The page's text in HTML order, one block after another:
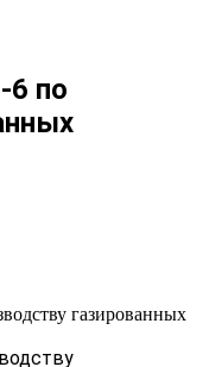
6 по
газированных